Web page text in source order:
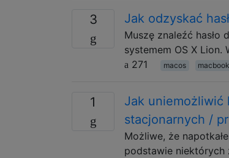
3 Jak odzyskać
Muszę znaleźć hasło
systemem OS X Lion.
271
macos macbook
1
Jak uniemożliwić
stacjonarnych /
Możliwe, że
podstawie